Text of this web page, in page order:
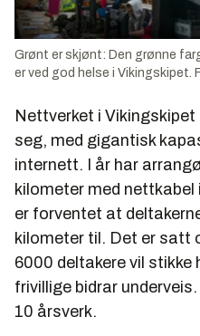
Grønt er skjønt: Den grønne
er ved god helse i Vikingskipet.
Nettverket i
seg, med gigantisk
internett. I år har
kilometer med nettkabel
er forventet at
kilometer til. Det er satt
6000 deltakere vil stikke
frivillige bidrar
10 årsverk.